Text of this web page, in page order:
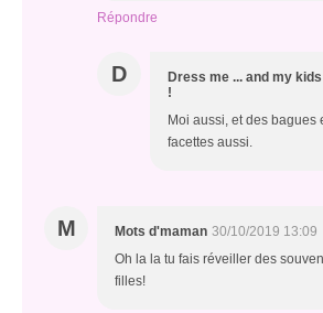
Répondre
D
Dress me ... and my kids
!
Moi aussi, et des bagues
facettes aussi.
M Mots d'maman 30/10/2019 13:09
Oh la la tu fais réveiller des
filles!